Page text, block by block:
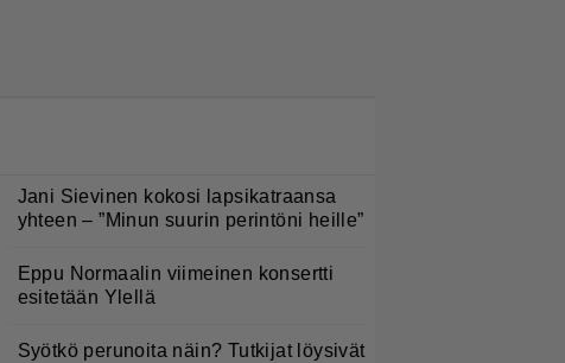
Jani Sievinen kokosi lapsikatraansa
yhteen – ”Minun suurin perintöni heille”
Eppu Normaalin viimeinen konsertti
esitetään Ylellä
Syötkö perunoita näin? Tutkijat löysivät